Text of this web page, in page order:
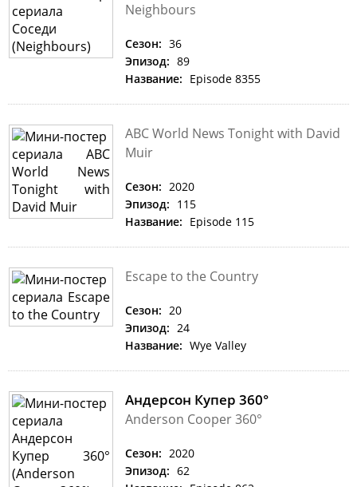
Neighbours
Сезон: 36
Эпизод: 89
Название: Episode 8355
ABC World News Tonight with David
Muir
Сезон: 2020
Эпизод: 115
Название: Episode 115
Escape to the Country
Сезон: 20
Эпизод: 24
Название: Wye Valley
Андерсон Купер 360°
Anderson Cooper 360°
Сезон: 2020
Эпизод: 62